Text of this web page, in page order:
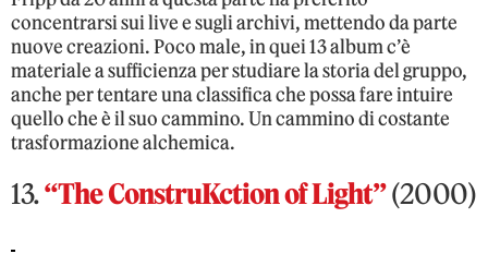
concentrarsi sui live e sugli archivi, mettendo da parte
nuove creazioni. Poco male, in quei 13 album c’è
materiale a sufficienza per studiare la storia del gruppo,
anche per tentare una classifica che possa fare intuire
quello che è il suo cammino. Un cammino di costante
trasformazione alchemica.
13.“The ConstruKction of Light”(2000)